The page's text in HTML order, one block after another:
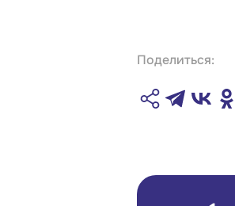
Поделиться: